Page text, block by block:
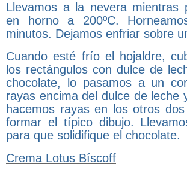
Llevamos a la nevera mientras
en horno a 200ºC.
minutos. Dejamos enfriar sobre
Cuando esté frío el hojaldre,
los rectángulos con dulce de
chocolate, lo pasamos a un
rayas encima del dulce de leche
hacemos rayas en los otros
formar el típico dibujo.
para que solidifique el chocolate.
Crema Lotus Bíscoff